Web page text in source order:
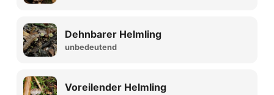
Dehnbarer Helmling
unbedeutend
Voreilender Helmling